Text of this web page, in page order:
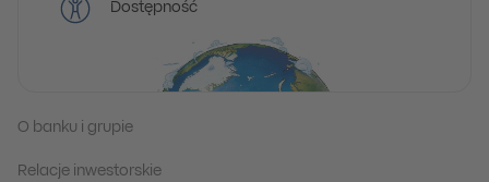
Dostępność
O banku i grupie
Relacje inwestorskie